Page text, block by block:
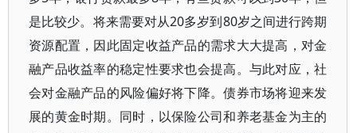
是比较少。将来需要对从20多岁到80岁之间进行跨期
资源配置，因此固定收益产品的需求大大提高，对金
融产品收益率的稳定性要求也会提高。与此对应，社
会对金融产品的风险偏好将下降。债券市场将迎来发
展的黄金时期。同时，以保险公司和养老基金为主的